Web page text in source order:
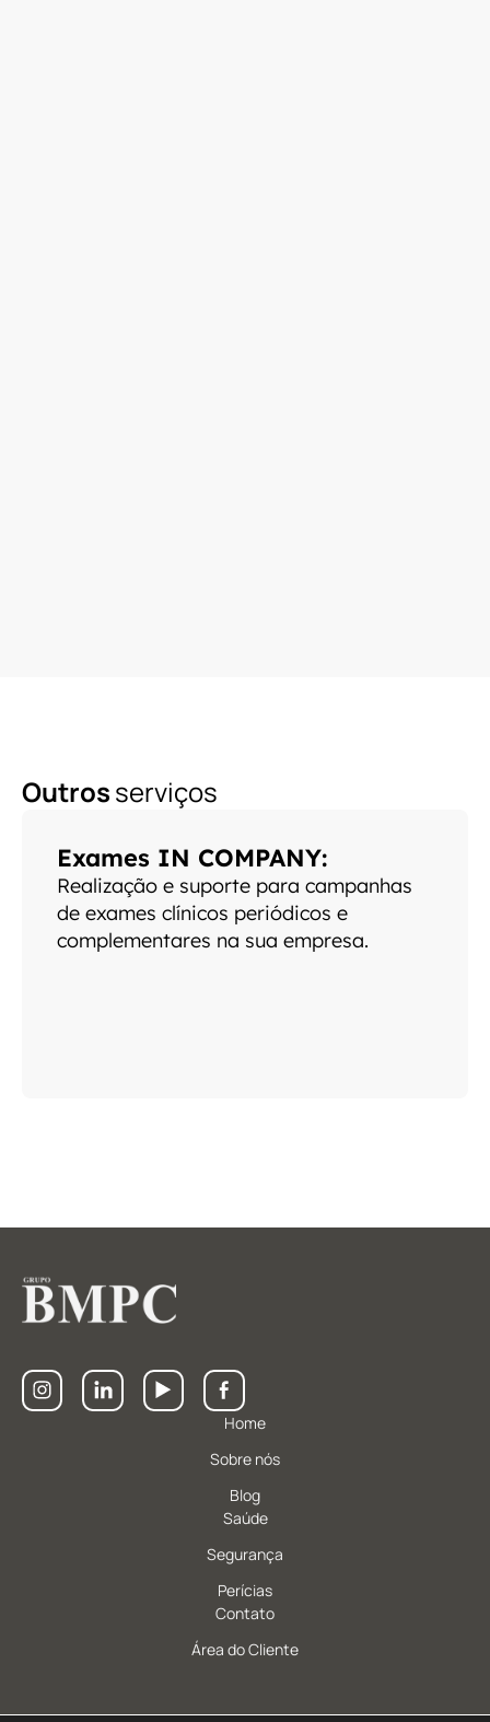
Outrosserviços
Exames IN COMPANY:
Realização e suporte para campanhas
de exames clínicos periódicos e
complementares na sua empresa.
Home
Sobre nós
Blog
Saúde
Segurança
Perícias
Contato
Área do Cliente